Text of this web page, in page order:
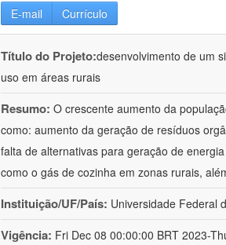
E-mail Currículo
Título do Projeto:desenvolvimento de um
uso em áreas rurais
Resumo: O crescente aumento da
como: aumento da geração de resíduos
falta de alternativas para geração de
como o gás de cozinha em zonas rurais,
Instituição/UF/País: Universidade Federal
Vigência: Fri Dec 08 00:00:00 BRT 2023-